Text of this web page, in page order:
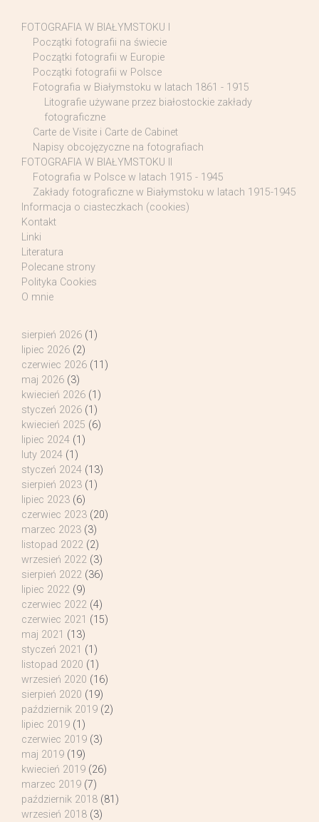
FOTOGRAFIA W BIAŁYMSTOKU I
Początki fotografii na świecie
Początki fotografii w Europie
Początki fotografii w Polsce
Fotografia w Białymstoku w latach 1861 - 1915
Litografie używane przez białostockie zakłady
fotograficzne
Carte de Visite i Carte de Cabinet
Napisy obcojęzyczne na fotografiach
FOTOGRAFIA W BIAŁYMSTOKU II
Fotografia w Polsce w latach 1915 - 1945
Zakłady fotograficzne w Białymstoku w latach 1915-1945
Informacja o ciasteczkach (cookies)
Kontakt
Linki
Literatura
Polecane strony
Polityka Cookies
O mnie
sierpień 2026 (1)
lipiec 2026 (2)
czerwiec 2026 (11)
maj 2026 (3)
kwiecień 2026 (1)
styczeń 2026 (1)
kwiecień 2025 (6)
lipiec 2024 (1)
luty 2024 (1)
styczeń 2024 (13)
sierpień 2023 (1)
lipiec 2023 (6)
czerwiec 2023 (20)
marzec 2023 (3)
listopad 2022 (2)
wrzesień 2022 (3)
sierpień 2022 (36)
lipiec 2022 (9)
czerwiec 2022 (4)
czerwiec 2021 (15)
maj 2021 (13)
styczeń 2021 (1)
listopad 2020 (1)
wrzesień 2020 (16)
sierpień 2020 (19)
październik 2019 (2)
lipiec 2019 (1)
czerwiec 2019 (3)
maj 2019 (19)
kwiecień 2019 (26)
marzec 2019 (7)
październik 2018 (81)
wrzesień 2018 (3)